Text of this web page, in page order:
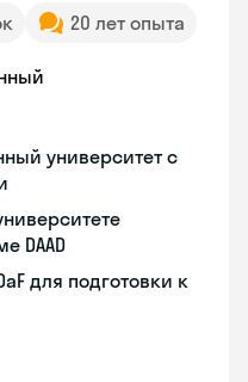
20 лет опыта
университет с
DAAD
для подготовки к